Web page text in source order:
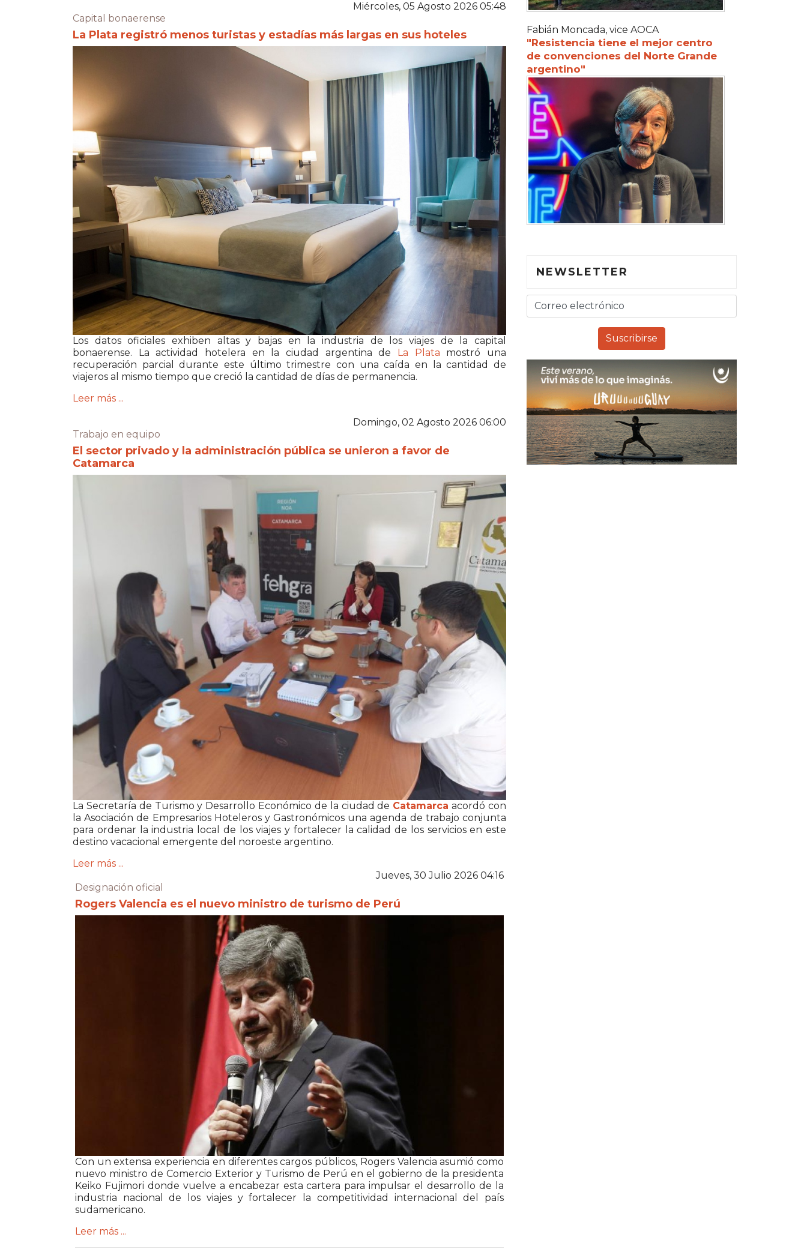
Miércoles, 05 Agosto 2026 05:48
Capital bonaerense
La Plata registró menos turistas y estadías más largas en sus hoteles
Los datos oficiales exhiben altas y bajas en la industria de los viajes de la capital
bonaerense. La actividad hotelera en la ciudad argentina de
La Plata mostró una
recuperación parcial durante este último trimestre con una caída en la cantidad de
viajeros al mismo tiempo que creció la cantidad de días de permanencia.
Leer más ...
Domingo, 02 Agosto 2026 06:00
Trabajo en equipo
El sector privado y la administración pública se unieron a favor de
Catamarca
La Secretaría de Turismo y Desarrollo Económico de la ciudad de Catamarca acordó con
la Asociación de Empresarios Hoteleros y Gastronómicos una agenda de trabajo conjunta
para ordenar la industria local de los viajes y fortalecer la calidad de los servicios en este
destino vacacional emergente del noroeste argentino.
Leer más ...
Jueves, 30 Julio 2026 04:16
Designación oficial
Rogers Valencia es el nuevo ministro de turismo de Perú
Con un extensa experiencia en diferentes cargos públicos, Rogers Valencia asumió como
nuevo ministro de Comercio Exterior y Turismo de Perú en el gobierno de la presidenta
Keiko Fujimori donde vuelve a encabezar esta cartera para impulsar el desarrollo de la
industria nacional de los viajes y fortalecer la competitividad internacional del país
sudamericano.
Leer más ...
Fabián Moncada, vice AOCA
"Resistencia tiene el mejor centro
de convenciones del Norte Grande
argentino"
NEWSLETTER